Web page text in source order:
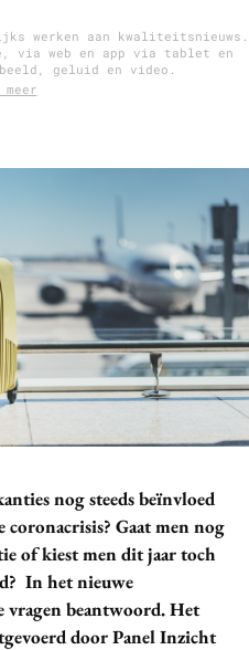
werken aan kwaliteitsnieuws.
via web en app via tablet en
geluid en video.
meer
nog steeds beïnvloed
Gaat men nog
of kiest men dit jaar toch
In het nieuwe
vragen beantwoord. Het
door Panel Inzicht